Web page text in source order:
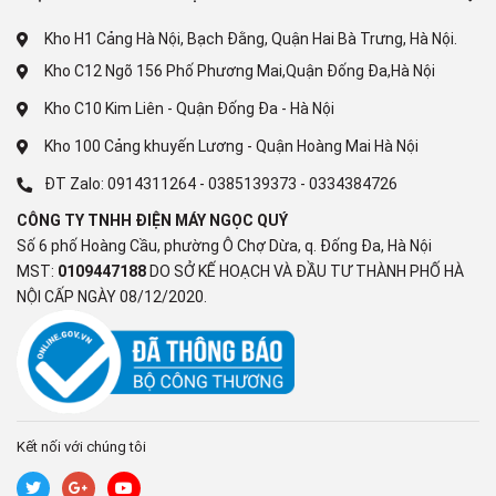
Kho H1 Cảng Hà Nội, Bạch Đằng, Quận Hai Bà Trưng, Hà Nội.
Kho C12 Ngõ 156 Phố Phương Mai,Quận Đống Đa,Hà Nội
Kho C10 Kim Liên - Quận Đống Đa - Hà Nội
Kho 100 Cảng khuyến Lương - Quận Hoàng Mai Hà Nội
ĐT Zalo: 0914311264 - 0385139373 - 0334384726
CÔNG TY TNHH ĐIỆN MÁY NGỌC QUÝ
Số 6 phố Hoàng Cầu, phường Ô Chợ Dừa, q. Đống Đa, Hà Nội
MST: 0109447188 DO SỞ KẾ HOẠCH VÀ ĐẦU TƯ THÀNH PHỐ HÀ
NỘI CẤP NGÀY 08/12/2020.
Kết nối với chúng tôi